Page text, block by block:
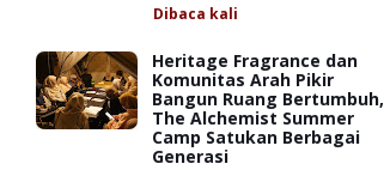
Dibaca kali
Heritage Fragrance dan
Komunitas Arah Pikir
Bangun Ruang Bertumbuh,
The Alchemist Summer
Camp Satukan Berbagai
Generasi